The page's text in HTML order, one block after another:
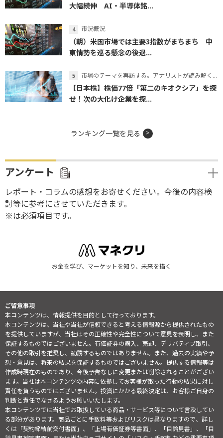
大幅続伸 AI・半導体銘...
市況概況
（朝）米国市場では主要3指数がまちまち 中
東情勢を巡る懸念の後退...
市場のテーマを再訪する。アナリストが読み解くテーマの本質
【日本株】株価77倍「第二のキオクシア」を探
せ！次の大化け企業を探...
ランキング一覧を見る
アンケート
レポート・コラムの感想をお寄せください。今後の内容検
討等に参考にさせていただきます。
※は必須項目です。
お金を学び、マーケットを知り、未来を描く
ご留意事項
本コンテンツは、情報提供を目的として行っております。
本コンテンツは、当社や当社が信頼できると考える情報源から提供されたもの
を提供していますが、当社はその正確性や完全性について意見を表明し、また
保証するものではございません。有価証券の購入、売却、デリバティブ取引、
その他の取引を推奨し、勧誘するものではありません。また、過去の実績や予
想・意見は、将来の結果を保証するものではございません。提供する情報等は
作成時現在のものであり、今後予告なしに変更または削除されることがござい
ます。当社は本コンテンツの内容に依拠してお客様が取った行動の結果に対し
責任を負うものではございません。投資にかかる最終決定は、お客様ご自身の
判断と責任でなさるようお願いいたします。
本コンテンツでは当社でお取扱している商品・サービス等について言及してい
る部分があります。商品ごとに手数料等およびリスクは異なりますので、詳し
くは「契約締結前交付書面」、「上場有価証券等書面」、「目論見書」、「目